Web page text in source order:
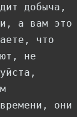
добыча,
а вам это
что
не
они